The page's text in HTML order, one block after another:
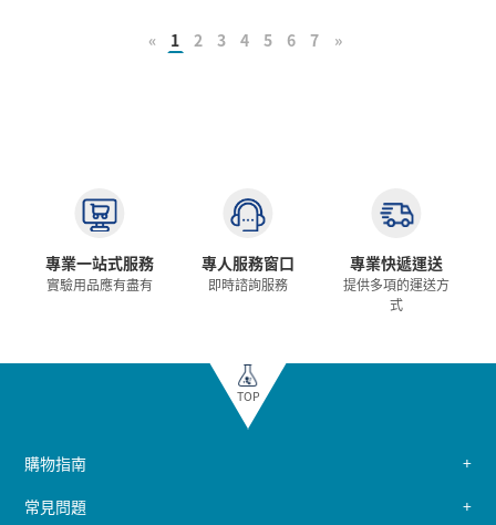
« 1 2 3 4 5 6 7 »
專業一站式服務
實驗用品應有盡有
專人服務窗口
即時諮詢服務
專業快遞運送
提供多項的運送方
式
TOP
購物指南
常見問題